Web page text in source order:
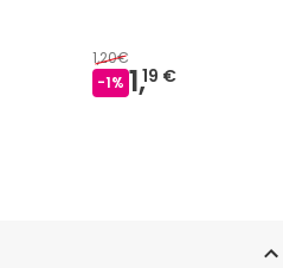
1,20€
-1% 1,19 €